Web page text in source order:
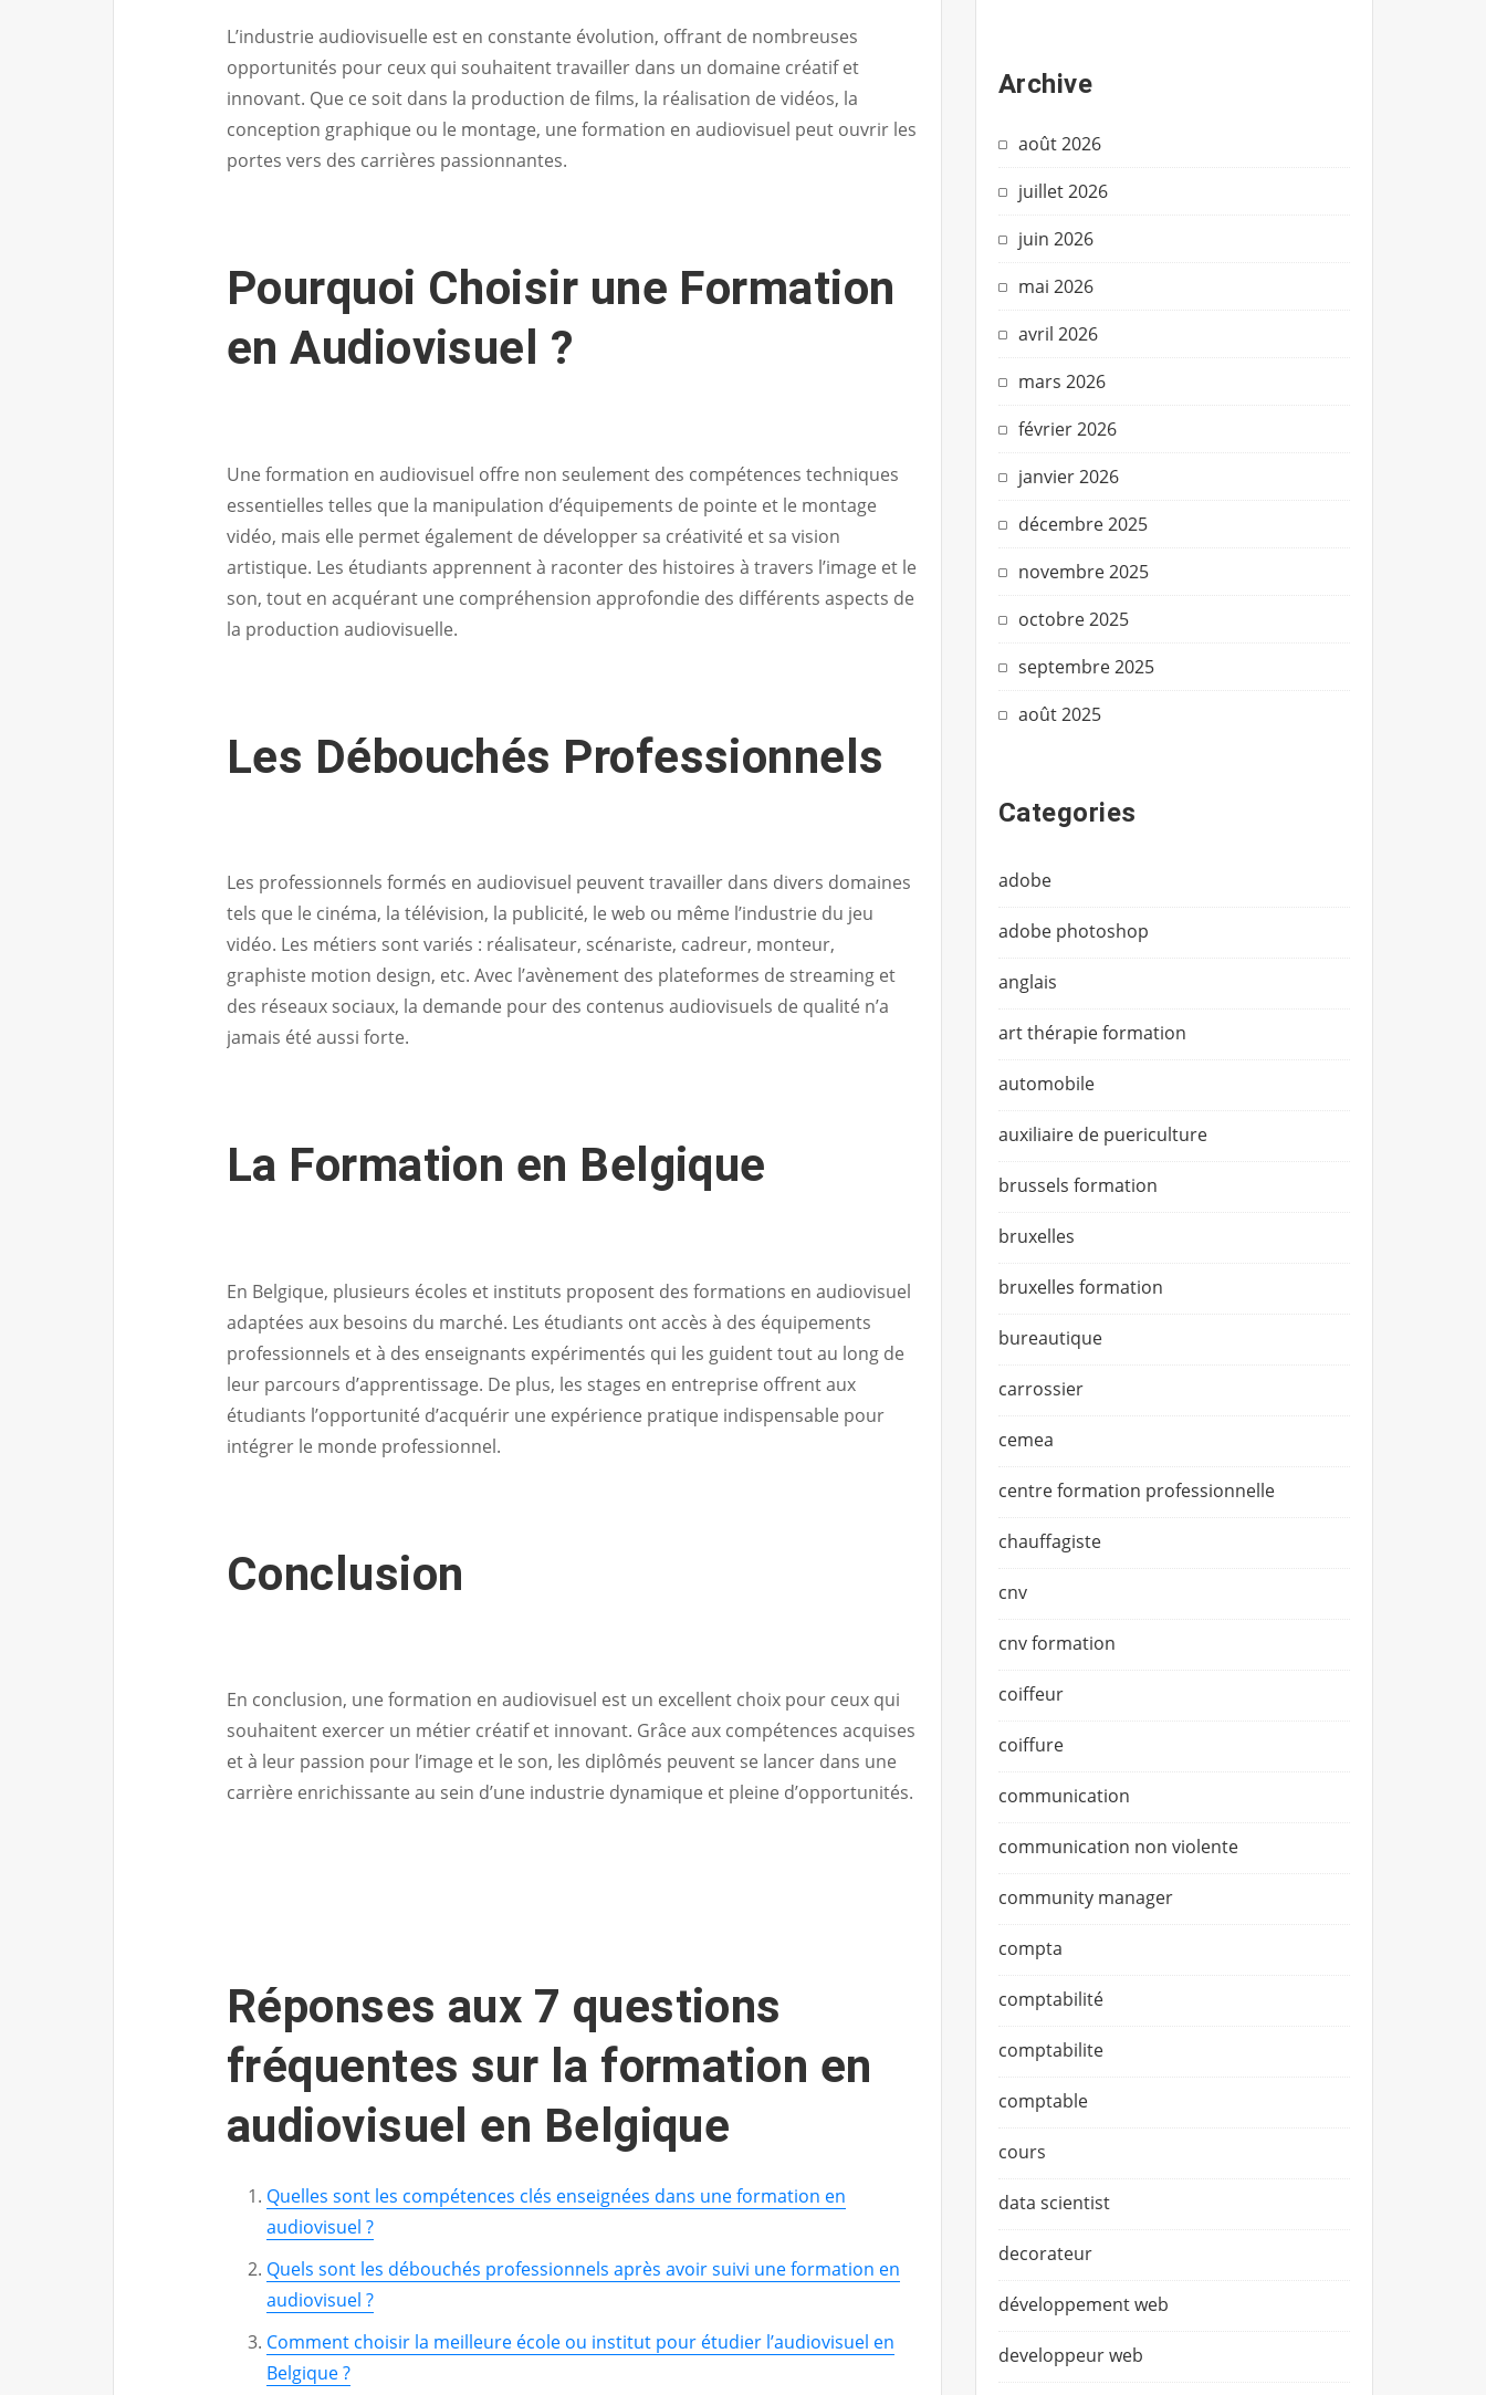
L’industrie audiovisuelle est en constante évolution, offrant de nombreuses
opportunités pour ceux qui souhaitent travailler dans un domaine créatif et
innovant. Que ce soit dans la production de films, la réalisation de vidéos, la
conception graphique ou le montage, une formation en audiovisuel peut ouvrir les
portes vers des carrières passionnantes.
Pourquoi Choisir une Formation
en Audiovisuel ?
Une formation en audiovisuel offre non seulement des compétences techniques
essentielles telles que la manipulation d’équipements de pointe et le montage
vidéo, mais elle permet également de développer sa créativité et sa vision
artistique. Les étudiants apprennent à raconter des histoires à travers l’image et le
son, tout en acquérant une compréhension approfondie des différents aspects de
la production audiovisuelle.
Les Débouchés Professionnels
Les professionnels formés en audiovisuel peuvent travailler dans divers domaines
tels que le cinéma, la télévision, la publicité, le web ou même l’industrie du jeu
vidéo. Les métiers sont variés : réalisateur, scénariste, cadreur, monteur,
graphiste motion design, etc. Avec l’avènement des plateformes de streaming et
des réseaux sociaux, la demande pour des contenus audiovisuels de qualité n’a
jamais été aussi forte.
La Formation en Belgique
En Belgique, plusieurs écoles et instituts proposent des formations en audiovisuel
adaptées aux besoins du marché. Les étudiants ont accès à des équipements
professionnels et à des enseignants expérimentés qui les guident tout au long de
leur parcours d’apprentissage. De plus, les stages en entreprise offrent aux
étudiants l’opportunité d’acquérir une expérience pratique indispensable pour
intégrer le monde professionnel.
Conclusion
En conclusion, une formation en audiovisuel est un excellent choix pour ceux qui
souhaitent exercer un métier créatif et innovant. Grâce aux compétences acquises
et à leur passion pour l’image et le son, les diplômés peuvent se lancer dans une
carrière enrichissante au sein d’une industrie dynamique et pleine d’opportunités.
Réponses aux 7 questions
fréquentes sur la formation en
audiovisuel en Belgique
Quelles sont les compétences clés enseignées dans une formation en
audiovisuel ?
Quels sont les débouchés professionnels après avoir suivi une formation en
audiovisuel ?
Comment choisir la meilleure école ou institut pour étudier l’audiovisuel en
Belgique ?
Archive
août 2026
juillet 2026
juin 2026
mai 2026
avril 2026
mars 2026
février 2026
janvier 2026
décembre 2025
novembre 2025
octobre 2025
septembre 2025
août 2025
Categories
adobe
adobe photoshop
anglais
art thérapie formation
automobile
auxiliaire de puericulture
brussels formation
bruxelles
bruxelles formation
bureautique
carrossier
cemea
centre formation professionnelle
chauffagiste
cnv
cnv formation
coiffeur
coiffure
communication
communication non violente
community manager
compta
comptabilité
comptabilite
comptable
cours
data scientist
decorateur
développement web
developpeur web